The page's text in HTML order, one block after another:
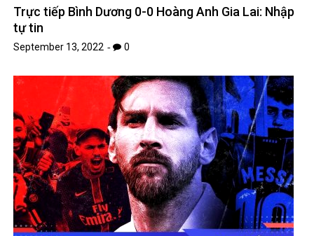
Trực tiếp Bình Dương 0-0 Hoàng Anh Gia Lai: Nhập
tự tin
September 13, 2022 0